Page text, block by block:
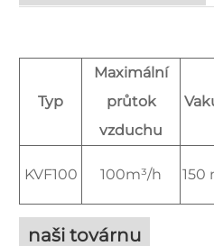
Typ
Maximální
průtok
vzduchu
KVF100 100m³/h 150
naši továrnu